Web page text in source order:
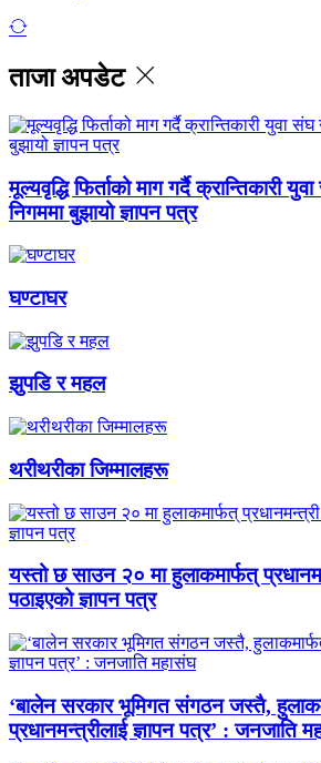
ताजा अपडेट
मूल्यवृद्धि फिर्ताको माग गर्दै क्रान्तिकारी
निगममा बुझायो ज्ञापन पत्र
घण्टाघर
झुपडि र महल
थरीथरीका जिम्मालहरू
यस्तो छ साउन २० मा हुलाकमार्फत्
पठाइएको ज्ञापन पत्र
‘बालेन सरकार भूमिगत संगठन जस्तै,
प्रधानमन्त्रीलाई ज्ञापन पत्र’ : जनजाति